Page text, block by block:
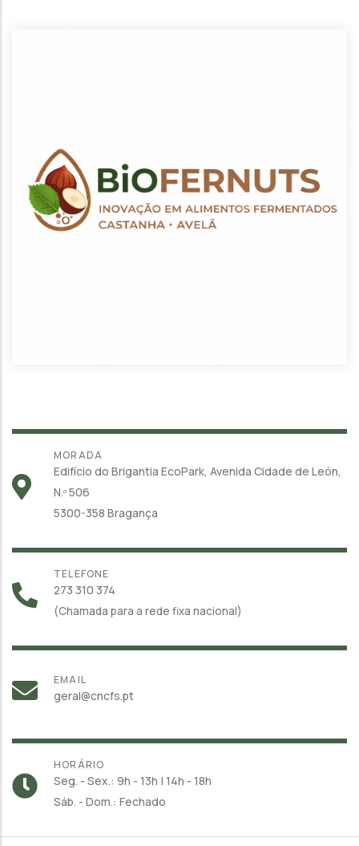
MORADA
Edifício do Brigantia EcoPark, Avenida Cidade de León,
N.º 506
5300-358 Bragança
TELEFONE
273 310 374
(Chamada para a rede fixa nacional)
EMAIL
geral@cncfs.pt
HORÁRIO
Seg. - Sex.: 9h - 13h | 14h - 18h
Sáb. - Dom.: Fechado